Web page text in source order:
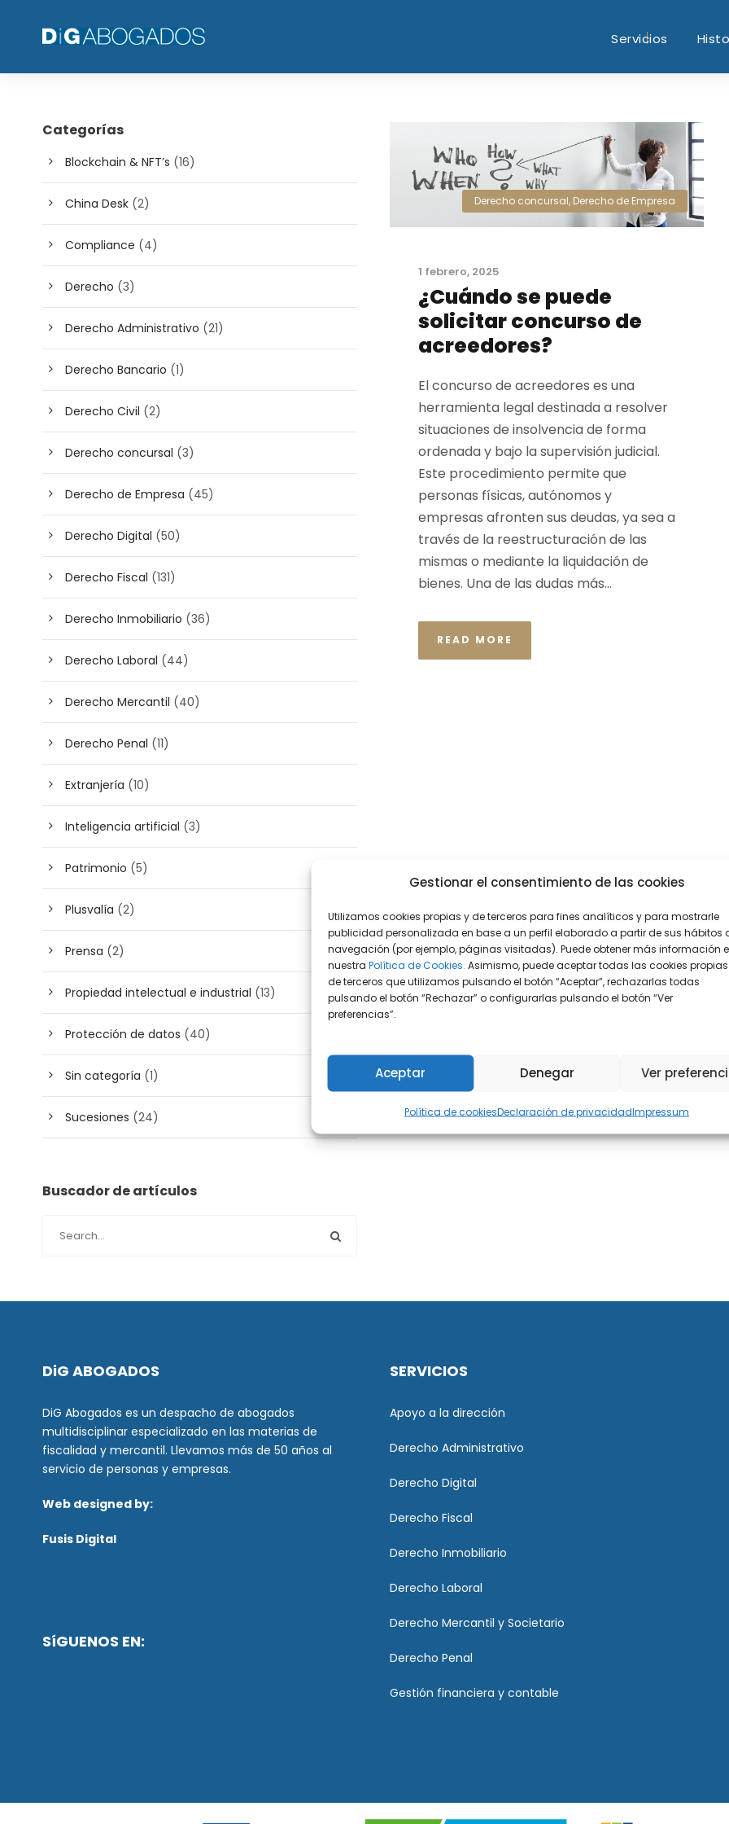
Gestionar el consentimiento de las cookies
Utilizamos cookies propias y de terceros para fines analíticos y para mostrarle
publicidad personalizada en base a un perfil elaborado a partir de sus hábitos
navegación (por ejemplo, páginas visitadas). Puede obtener más información
nuestra Política de Cookies. Asimismo, puede aceptar todas las cookies
de terceros que utilizamos pulsando el botón “Aceptar”, rechazarlas todas
pulsando el botón “Rechazar” o configurarlas pulsando el botón “Ver
preferencias”.
Aceptar Denegar Ver
Política de cookiesDeclaración de privacidadImpressum
Servicios
Derecho concursal, Derecho de Empresa
1 febrero, 2025
¿Cuándo se puede
solicitar concurso de
acreedores?
El concurso de acreedores es una
herramienta legal destinada a resolver
situaciones de insolvencia de forma
ordenada y bajo la supervisión judicial.
Este procedimiento permite que
personas físicas, autónomos y
empresas afronten sus deudas, ya sea a
través de la reestructuración de las
mismas o mediante la liquidación de
bienes. Una de las dudas más...
READ MORE
Categorías
Blockchain & NFT’s (16)
China Desk (2)
Compliance (4)
Derecho (3)
Derecho Administrativo (21)
Derecho Bancario (1)
Derecho Civil (2)
Derecho concursal (3)
Derecho de Empresa (45)
Derecho Digital (50)
Derecho Fiscal (131)
Derecho Inmobiliario (36)
Derecho Laboral (44)
Derecho Mercantil (40)
Derecho Penal (11)
Extranjería (10)
Inteligencia artificial (3)
Patrimonio (5)
Plusvalía (2)
Prensa (2)
Propiedad intelectual e industrial (13)
Protección de datos (40)
Sin categoría (1)
Sucesiones (24)
Buscador de artículos
DiG ABOGADOS
DiG Abogados es un despacho de abogados
multidisciplinar especializado en las materias de
fiscalidad y mercantil. Llevamos más de 50 años al
servicio de personas y empresas.
Web designed by:
Fusis Digital
SíGUENOS EN:
SERVICIOS
Apoyo a la dirección
Derecho Administrativo
Derecho Digital
Derecho Fiscal
Derecho Inmobiliario
Derecho Laboral
Derecho Mercantil y Societario
Derecho Penal
Gestión financiera y contable